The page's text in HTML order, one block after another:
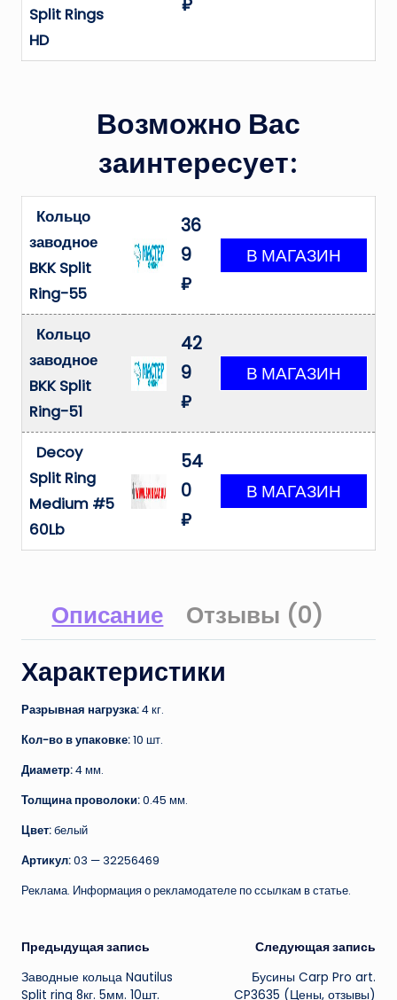
Split Rings
HD
₽
Возможно Вас
заинтересует:
Кольцо
заводное
BKK Split
Ring-55
36
9
₽
Кольцо
заводное
BKK Split
Ring-51
42
9
₽
Decoy
Split Ring
Medium #5
60Lb
54
0
₽
Описание Отзывы (0)
Характеристики
Разрывная нагрузка:4 кг.
Кол-во в упаковке:10 шт.
Диаметр:4 мм.
Толщина проволоки:0.45 мм.
Цвет:белый
Артикул:03 — 32256469
Реклама. Информация о рекламодателе по ссылкам в статье.
Навигация
записи
Предыдущая запись
Заводные кольца Nautilus
Split ring 8кг. 5мм. 10шт.
Следующая запись
Бусины Carp Pro art.
CP3635 (Цены, отзывы)